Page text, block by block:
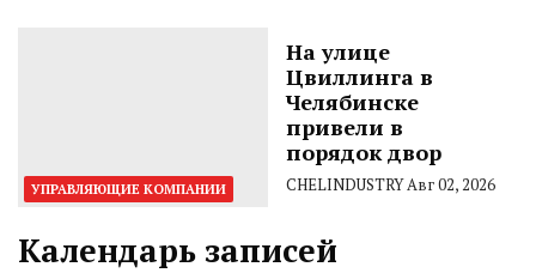
УПРАВЛЯЮЩИЕ КОМПАНИИ
На улице
Цвиллинга в
Челябинске
привели в
порядок двор
CHELINDUSTRYАвг 02, 2026
Календарь записей